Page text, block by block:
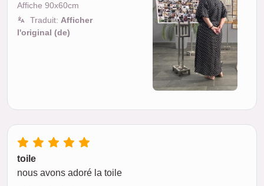
Affiche 90x60cm
Traduit: Afficher
l'original (de)
toile
nous avons adoré la toile